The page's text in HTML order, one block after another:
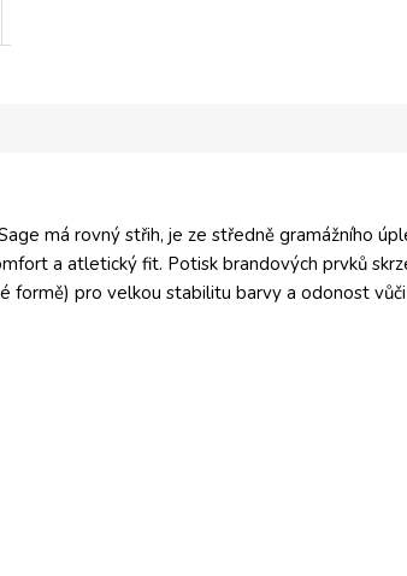
má rovný střih, je ze středně gramážního
a atletický fit. Potisk brandových prvků
pro velkou stabilitu barvy a odonost